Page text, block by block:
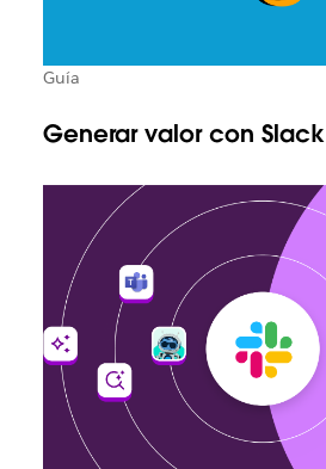
Guía
Generar valor con Slack